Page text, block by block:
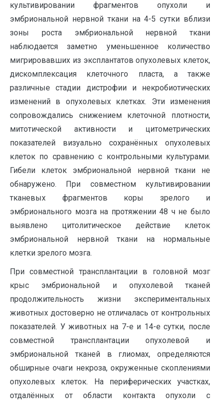
культивировании фрагментов опухоли и
эмбриональной нервной ткани на 4-5 сутки вблизи
зоны роста эмбриональной нервной ткани
наблюдается заметно уменьшенное количество
мигрировавших из эксплантатов опухолевых клеток,
дискомплексация клеточного пласта, а также
различные стадии дистрофии и некробиотических
изменений в опухолевых клетках. Эти изменения
сопровождались снижением клеточной плотности,
митотической активности и цитометрических
показателей визуально сохранённых опухолевых
клеток по сравнению с контрольными культурами.
Гибели клеток эмбриональной нервной ткани не
обнаружено. При совместном культивировании
тканевых фрагментов коры зрелого и
эмбрионального мозга на протяжении 48 ч не было
выявлено цитолитическое действие клеток
эмбриональной нервной ткани на нормальные
клетки зрелого мозга.
При совместной трансплантации в головной мозг
крыс эмбриональной и опухолевой тканей
продолжительность жизни экспериментальных
животных достоверно не отличалась от контрольных
показателей. У животных на 7-е и 14-е сутки, после
совместной трансплантации опухолевой и
эмбриональной тканей в глиомах, определяются
обширные очаги некроза, окруженные скоплениями
опухолевых клеток. На периферических участках,
отдалённых от области контакта опухоли с